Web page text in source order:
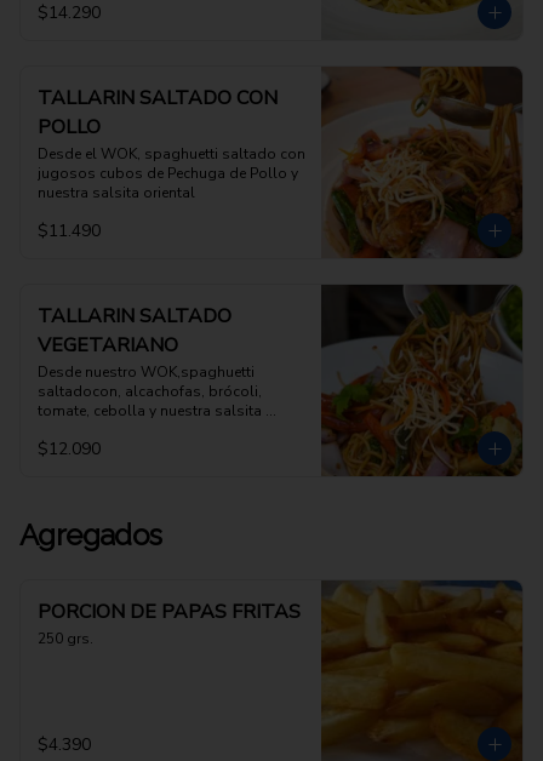
$14.290
TALLARIN SALTADO CON
POLLO
Desde el WOK, spaghuetti saltado con
jugosos cubos de Pechuga de Pollo y
nuestra salsita oriental
$11.490
TALLARIN SALTADO
VEGETARIANO
Desde nuestro WOK,spaghuetti
saltadocon, alcachofas, brócoli,
tomate, cebolla y nuestra salsita
$12.090
Agregados
PORCION DE PAPAS FRITAS
250 grs.
$4.390